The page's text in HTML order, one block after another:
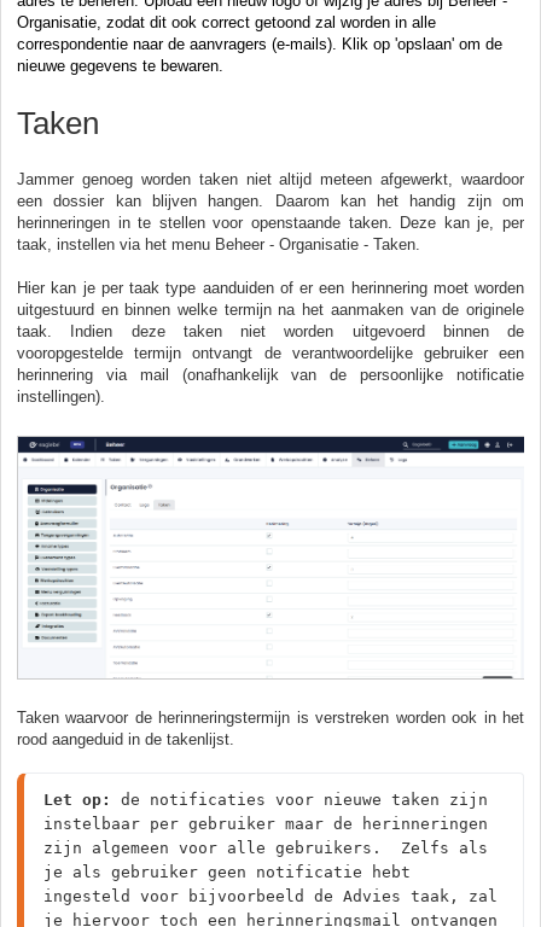
Organisatie, zodat dit ook correct getoond zal worden in alle
correspondentie naar de aanvragers (e-mails).
Klik op 'opslaan' om de
nieuwe gegevens te bewaren.
Taken
Jammer genoeg worden taken niet altijd meteen afgewerkt, waardoor
een dossier kan blijven hangen. Daarom kan het handig zijn om
herinneringen in te stellen voor openstaande taken. Deze kan je, per
taak, instellen via het menu Beheer - Organisatie - Taken.
Hier kan je per taak type aanduiden of er een herinnering moet worden
uitgestuurd en binnen welke termijn na het aanmaken van de originele
taak. Indien deze taken niet worden uitgevoerd binnen de
vooropgestelde termijn ontvangt de verantwoordelijke gebruiker een
herinnering via mail (onafhankelijk van de persoonlijke notificatie
instellingen).
Taken waarvoor de herinneringstermijn is verstreken worden ook in het
rood aangeduid in de takenlijst.
Let op: de notificaties voor nieuwe taken zijn
instelbaar per gebruiker maar de herinneringen
zijn algemeen voor alle gebruikers.  Zelfs als
je als gebruiker geen notificatie hebt
ingesteld voor bijvoorbeeld de Advies taak, zal
je hiervoor toch een herinneringsmail ontvangen